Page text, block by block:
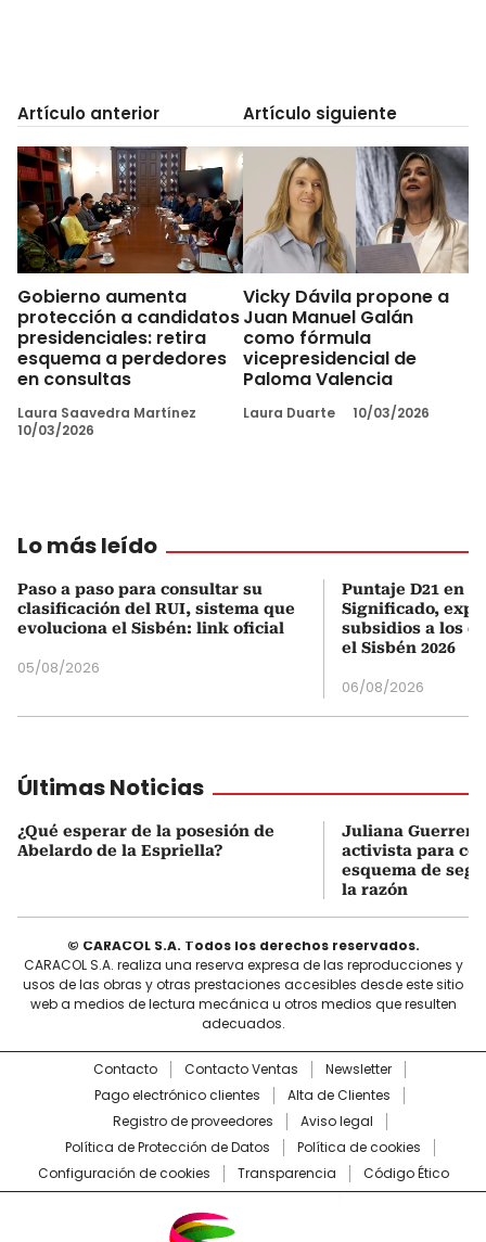
Artículo anterior
Gobierno aumenta
protección a candidatos
presidenciales: retira
esquema a perdedores
en consultas
Laura Saavedra Martínez
10/03/2026
Artículo siguiente
Vicky Dávila propone a
Juan Manuel Galán
como fórmula
vicepresidencial de
Paloma Valencia
Laura Duarte 10/03/2026
Lo más leído
Paso a paso para consultar su
clasificación del RUI, sistema que
evoluciona el Sisbén: link oficial
05/08/2026
Puntaje D21 en
Significado,
subsidios a los
el Sisbén 2026
06/08/2026
Últimas Noticias
¿Qué esperar de la posesión de
Abelardo de la Espriella?
Juliana Guerrero
activista para
esquema de
la razón
© CARACOL S.A. Todos los derechos reservados.
CARACOL S.A. realiza una reserva expresa de las reproducciones y
usos de las obras y otras prestaciones accesibles desde este sitio
web a medios de lectura mecánica u otros medios que resulten
adecuados.
Contacto Contacto Ventas
Newsletter
Pago electrónico clientes
Alta de Clientes
Registro de proveedores
Aviso legal
Política de Protección de Datos
Política de cookies
Configuración de cookies
Transparencia Código Ético